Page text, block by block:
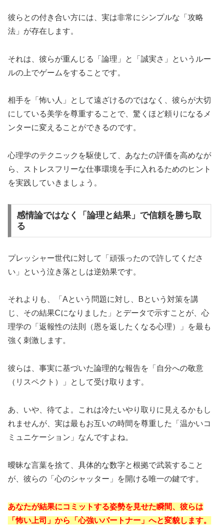
彼らとの付き合い方には、実は非常にシンプルな「攻略
法」が存在します。
それは、彼らが重んじる「論理」と「誠実さ」というルー
ルの上でゲームをすることです。
相手を「怖い人」として遠ざけるのではなく、彼らが大切
にしている美学を尊重することで、驚くほど頼りになるメ
ンターに変えることができるのです。
心理学のテクニックを駆使して、あなたの評価を高めなが
ら、ストレスフリーな仕事環境を手に入れるためのヒント
を実践していきましょう。
感情論ではなく「論理と結果」で信頼を勝ち取
る
プレッシャー世代に対して「頑張ったので許してくださ
い」という泣き落としは逆効果です。
それよりも、「Aという問題に対し、Bという対策を講
じ、その結果Cになりました」とデータで示すことが、心
理学の「返報性の法則（恩を返したくなる心理）」を最も
強く刺激します。
彼らは、事実に基づいた論理的な報告を「自分への敬意
（リスペクト）」として受け取ります。
あ、いや、待てよ。これは冷たいやり取りに見えるかもし
れませんが、実は最もお互いの時間を尊重した「温かいコ
ミュニケーション」なんですよね。
曖昧な言葉を捨て、具体的な数字と根拠で武装すること
が、彼らの「心のシャッター」を開ける唯一の鍵です。
あなたが結果にコミットする姿勢を見せた瞬間、彼らは
「怖い上司」から「心強いパートナー」へと変貌します。